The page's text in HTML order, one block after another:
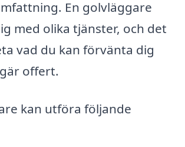
En golvläggare
med olika tjänster, och det
vad du kan förvänta dig
offert.
kan utföra följande